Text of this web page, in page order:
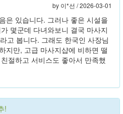
by 이*선 /2026-03-01
은 있습니다. 그러나 좋은 시설을
몇군데 다녀와보니 결국 마사지
고 봅니다. 그래도 한국인 사장님
지만, 고급 마사지샵에 비하면 떨
절하고 서비스도 좋아서 만족했
!